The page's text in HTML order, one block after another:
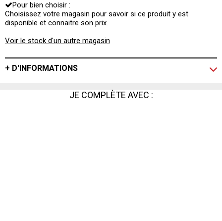
maison. Avec 5 embouts qui s'adaptent à vos besoins.
Pour bien choisir :
Choisissez votre magasin pour savoir si ce produit y est
disponible et connaitre son prix.
Voir le stock d'un autre magasin
+ D'INFORMATIONS
JE COMPLÈTE AVEC :